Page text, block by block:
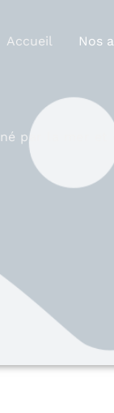
Accueil Nos
par la mer et